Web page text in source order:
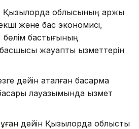
облысының қаржы
және бас экономисі,
бөлім бастығының
жауапты қызметтерін
дейін аталған басқарма
лауазымында қызмет
дейін Қызылорда облыстық